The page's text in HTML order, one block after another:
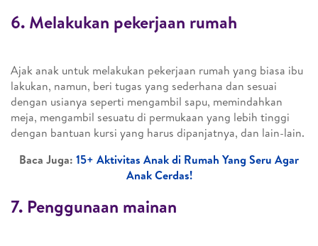
6. Melakukan pekerjaan rumah
Ajak anak untuk melakukan pekerjaan rumah yang biasa ibu
lakukan, namun, beri tugas yang sederhana dan sesuai
dengan usianya seperti mengambil sapu, memindahkan
meja, mengambil sesuatu di permukaan yang lebih tinggi
dengan bantuan kursi yang harus dipanjatnya, dan lain-lain.
Baca Juga: 15+ Aktivitas Anak di Rumah Yang Seru Agar
Anak Cerdas!
7. Penggunaan mainan